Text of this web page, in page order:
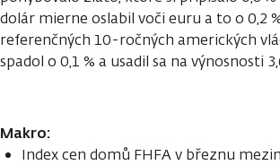
dolár mierne oslabil voči euru a to o 0,2
referenčných 10-ročných amerických
spadol o 0,1 % a usadil sa na výnosnosti
Makro:
Index cen domů FHFA v březnu